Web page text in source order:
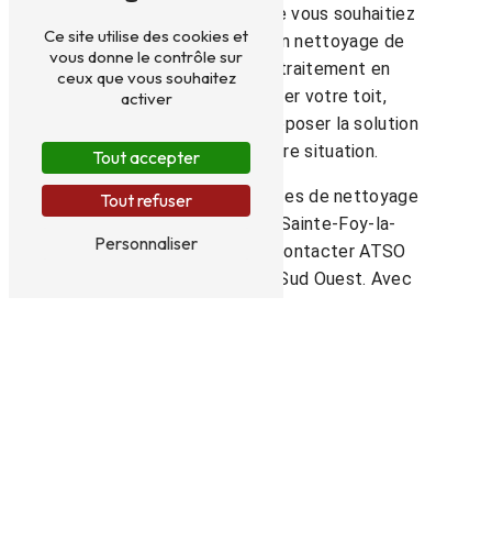
nettoyage de toiture. Que vous souhaitiez
simplement effectuer un nettoyage de
surface ou réaliser un traitement en
profondeur pour rénover votre toit,
l'entreprise saura vous proposer la solution
la plus adaptée à votre situation.
Pour bénéficier des services de nettoyage
de toiture de qualité à Sainte-Foy-la-
Grande, n'hésitez pas à contacter ATSO
Assistance Traitements Sud Ouest. Avec
Ce site utilise des cookies et
vous donne le contrôle sur
ceux que vous souhaitez
activer
Tout accepter
Tout refuser
Personnaliser